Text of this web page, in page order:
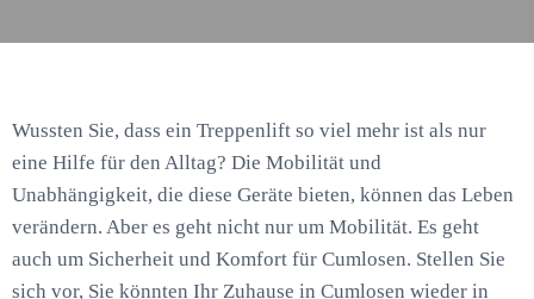
Wussten Sie, dass ein Treppenlift so viel mehr ist als nur
eine Hilfe für den Alltag? Die Mobilität und
Unabhängigkeit, die diese Geräte bieten, können das Leben
verändern. Aber es geht nicht nur um Mobilität. Es geht
auch um Sicherheit und Komfort für Cumlosen. Stellen Sie
sich vor, Sie könnten Ihr Zuhause in Cumlosen wieder in